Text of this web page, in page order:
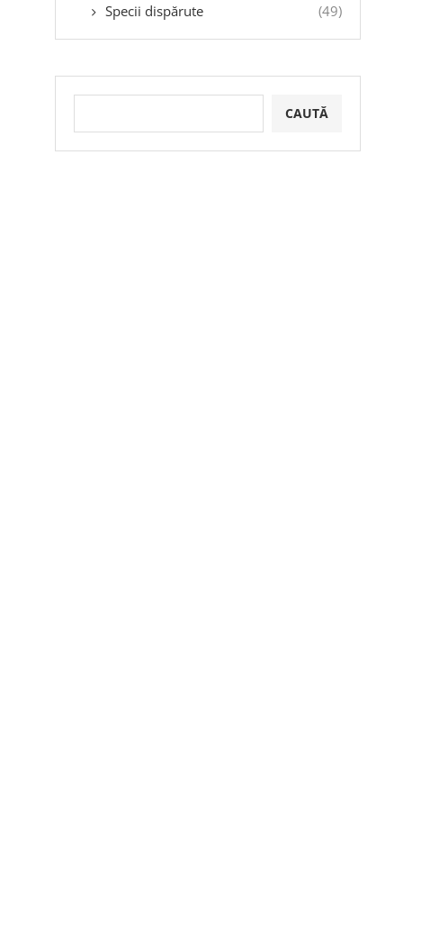
Specii dispărute (49)
CAUTĂ